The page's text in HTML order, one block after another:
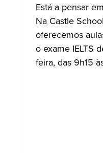
Está a pensar
Na Castle
oferecemos
o exame IELTS
feira, das 9h15